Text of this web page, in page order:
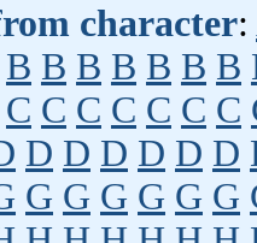
character:
B B B B B B B
C C C C C C C
D D D D D D
G G G G G G